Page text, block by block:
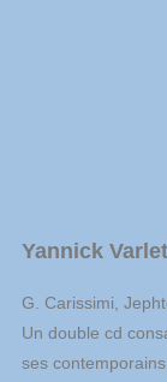
Yannick Varlet
G. Carissimi,
Un double cd
ses